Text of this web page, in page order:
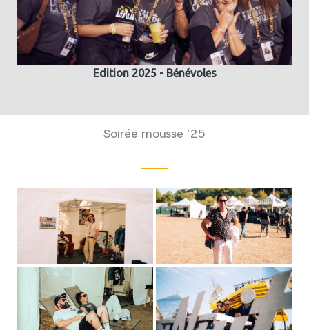
Edition 2025 - Bénévoles
Soirée mousse ’25